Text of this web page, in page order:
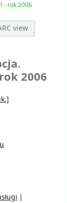
- rok 2006
view
2006